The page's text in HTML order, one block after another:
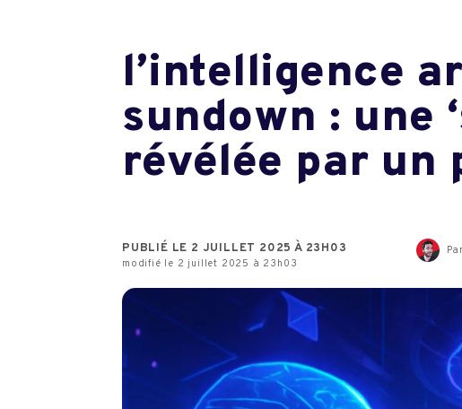
l’intelligence
sundown : une
révélée par un
PUBLIÉ LE 2 JUILLET 2025 À 23H03
modifié le 2 juillet 2025 à 23h03
Par